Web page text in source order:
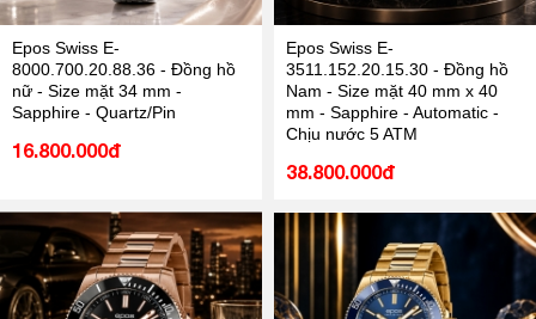
Epos Swiss E-
8000.700.20.88.36 - Đồng hồ
nữ - Size mặt 34 mm -
Sapphire - Quartz/Pin
16.800.000đ
Epos Swiss E-
3511.152.20.15.30 - Đồng hồ
Nam - Size mặt 40 mm x 40
mm - Sapphire - Automatic -
Chịu nước 5 ATM
38.800.000đ